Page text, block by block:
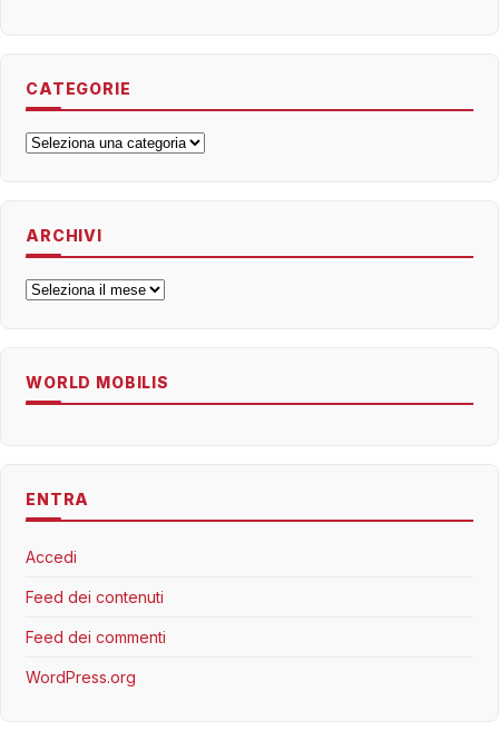
CATEGORIE
Categorie
ARCHIVI
Archivi
WORLD MOBILIS
ENTRA
Accedi
Feed dei contenuti
Feed dei commenti
WordPress.org